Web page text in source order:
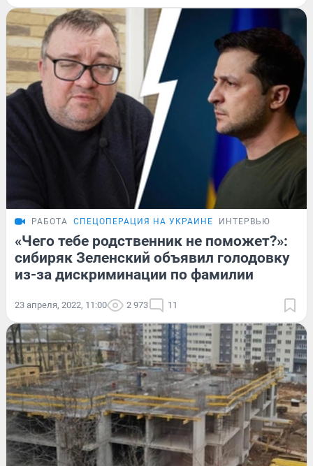
РАБОТА СПЕЦОПЕРАЦИЯ НА УКРАИНЕ ИНТЕРВЬЮ
«Чего тебе родственник не поможет?»:
сибиряк Зеленский объявил голодовку
из-за дискриминации по фамилии
23 апреля, 2022, 11:00 2 973 11